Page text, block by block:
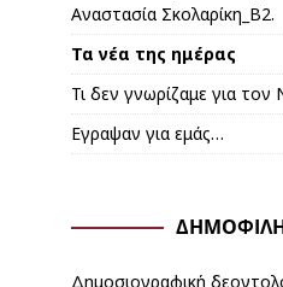
Αναστασία Σκολαρίκη_B2.
Τα νέα της ημέρας
Τι δεν γνωρίζαμε για
Εγραψαν για εμάς…
Δημοσιογραφική